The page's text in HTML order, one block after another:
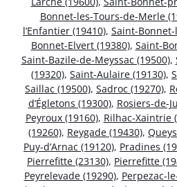
Bonnet-les-Tours-de-Merle
l’Enfantier (19410), Saint-
Bonnet-Elvert (19380), Saint-
Saint-Bazile-de-Meyssac (19500),
(19320), Saint-Aulaire (19130),
Saillac (19500), Sadroc (19270),
d’Égletons (19300), Rosiers-de-
Peyroux (19160), Rilhac-Xaintrie
(19260), Reygade (19430),
Puy-d’Arnac (19120), Pradines
Pierrefitte (23130), Pierrefitte
Peyrelevade (19290), Perpezac-